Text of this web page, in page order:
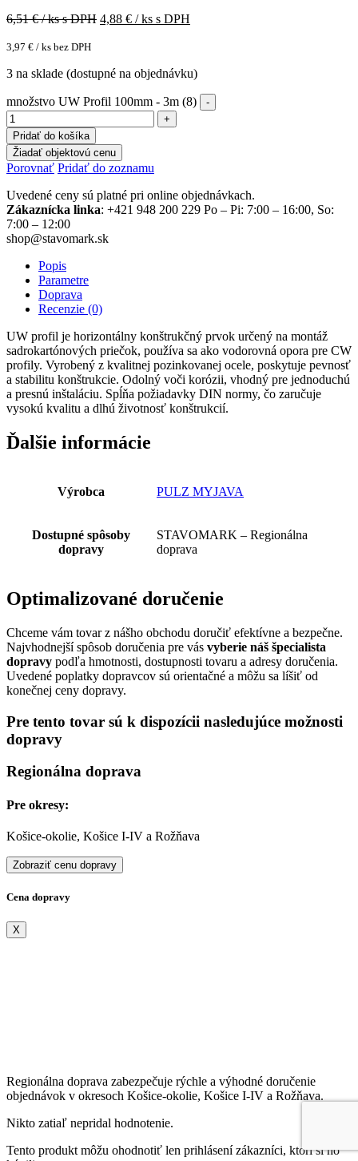
6,51€ / ks s DPH 4,88 € / ks s DPH
3,97 € / ks bez DPH
3 na sklade (dostupné na objednávku)
množstvo UW Profil 100mm - 3m (8)
Pridať do košíka
Žiadať objektovú cenu
Porovnať Pridať do zoznamu
Uvedené ceny sú platné pri online objednávkach.
Zákaznícka linka: +421 948 200 229 Po – Pi: 7:00 – 16:00, So:
7:00 – 12:00
shop@stavomark.sk
Popis
Parametre
Doprava
Recenzie (0)
UW profil je horizontálny konštrukčný prvok určený na montáž
sadrokartónových priečok, používa sa ako vodorovná opora pre CW
profily. Vyrobený z kvalitnej pozinkovanej ocele, poskytuje pevnosť
a stabilitu konštrukcie. Odolný voči korózii, vhodný pre jednoduchú
a presnú inštaláciu. Spĺňa požiadavky DIN normy, čo zaručuje
vysokú kvalitu a dlhú životnosť konštrukcií.
Ďalšie informácie
Výrobca PULZ MYJAVA
Dostupné spôsoby
dopravy
STAVOMARK – Regionálna
doprava
Optimalizované doručenie
Chceme vám tovar z nášho obchodu doručiť efektívne a bezpečne.
Najvhodnejší spôsob doručenia pre vás vyberie náš špecialista
dopravy podľa hmotnosti, dostupnosti tovaru a adresy doručenia.
Uvedené poplatky dopravcov sú orientačné a môžu sa líšiť od
konečnej ceny dopravy.
Pre tento tovar sú k dispozícii nasledujúce možnosti
dopravy
Regionálna doprava
Pre okresy:
Košice-okolie, Košice I-IV a Rožňava
Zobraziť cenu dopravy
Cena dopravy
X
Regionálna doprava zabezpečuje rýchle a výhodné doručenie
objednávok v okresoch Košice-okolie, Košice I-IV a Rožňava.
Nikto zatiaľ nepridal hodnotenie.
Tento produkt môžu ohodnotiť len prihlásení zákazníci, ktorí si ho